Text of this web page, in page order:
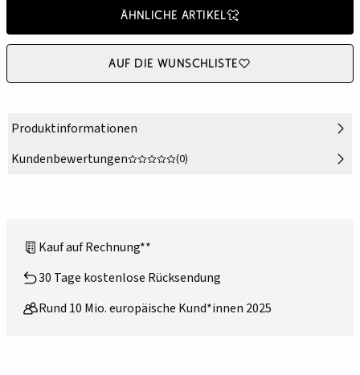
Ähnliche Artikel
Auf die Wunschliste
Produktinformationen
Kundenbewertungen
(0)
Kauf auf Rechnung**
30 Tage kostenlose Rücksendung
Rund 10 Mio. europäische Kund*innen 2025